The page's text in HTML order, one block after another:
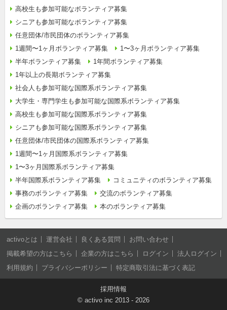
高校生も参加可能なボランティア募集
シニアも参加可能なボランティア募集
任意団体/市民団体のボランティア募集
1週間〜1ヶ月ボランティア募集
1〜3ヶ月ボランティア募集
半年ボランティア募集
1年間ボランティア募集
1年以上の長期ボランティア募集
社会人も参加可能な国際系ボランティア募集
大学生・専門学生も参加可能な国際系ボランティア募集
高校生も参加可能な国際系ボランティア募集
シニアも参加可能な国際系ボランティア募集
任意団体/市民団体の国際系ボランティア募集
1週間〜1ヶ月国際系ボランティア募集
1〜3ヶ月国際系ボランティア募集
半年国際系ボランティア募集
コミュニティのボランティア募集
事務のボランティア募集
交流のボランティア募集
企画のボランティア募集
本のボランティア募集
activoとは 運営会社 良くある質問
お問い合わせ
掲載希望の方はこちら
企業の方はこちら ログイン
法人ログイン
利用規約
プライバシーポリシー 特定商取引法に基づく表記
採用情報
© activo inc 2013 - 2026